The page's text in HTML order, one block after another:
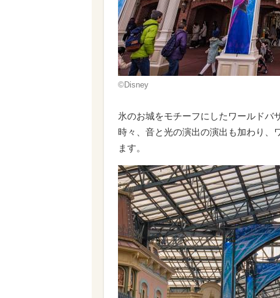
©Disney
氷のお城をモチーフにしたワールドバ
時々、音と光の演出の演出も加わり、
ます。